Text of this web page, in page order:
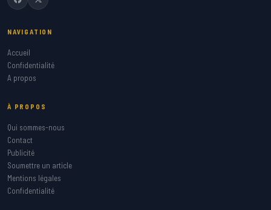
NAVIGATION
Accueil
Confidentialité
A propos
À PROPOS
Qui sommes-nous
Contact
Publicité
Soumettre un article
Mentions légales
Confidentialité